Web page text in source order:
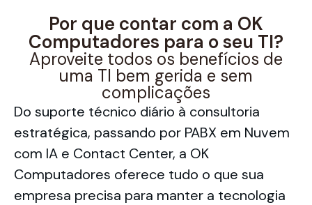
Por que contar com a OK
Computadores para o seu TI?
Aproveite todos os benefícios de
uma TI bem gerida e sem
complicações
Do suporte técnico diário à consultoria
estratégica, passando por PABX em Nuvem
com IA e Contact Center, a OK
Computadores oferece tudo o que sua
empresa precisa para manter a tecnologia